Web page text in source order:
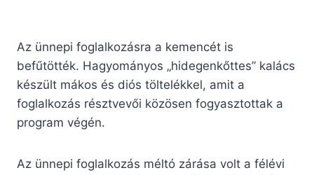
Az ünnepi foglalkozásra a kemencét is
befűtötték. Hagyományos „hidegenkőttes” kalács
készült mákos és diós töltelékkel, amit a
foglalkozás résztvevői közösen fogyasztottak a
program végén.
Az ünnepi foglalkozás méltó zárása volt a félévi